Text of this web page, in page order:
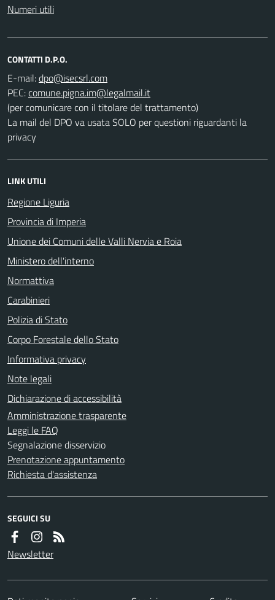
Numeri utili
CONTATTI D.P.O.
E-mail:
PEC:
(per comunicare con il titolare del trattamento)
La mail del DPO va usata SOLO per questioni riguardanti la
privacy
LINK UTILI
Regione Liguria
Provincia di Imperia
Unione dei Comuni delle Valli Nervia e Roia
Ministero dell'interno
Normattiva
Carabinieri
Polizia di Stato
Corpo Forestale dello Stato
Informativa privacy
Note legali
Dichiarazione di accessibilità
Amministrazione trasparente
Leggi le FAQ
Segnalazione disservizio
Prenotazione appuntamento
Richiesta d'assistenza
SEGUICI SU
Newsletter